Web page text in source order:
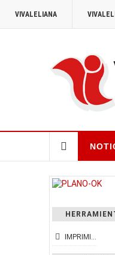
VIVALELIANA
IMPRIMIR